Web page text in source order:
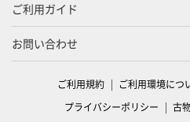
ご利用ガイド
お問い合わせ
ご利用規約 ご利用環境につ
プライバシーポリシー
古